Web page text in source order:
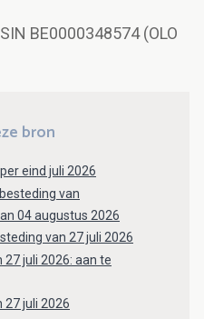
BE0000348574 (OLO
bron
eind juli 2026
van
04 augustus 2026
van 27 juli 2026
juli 2026: aan te
27 juli 2026